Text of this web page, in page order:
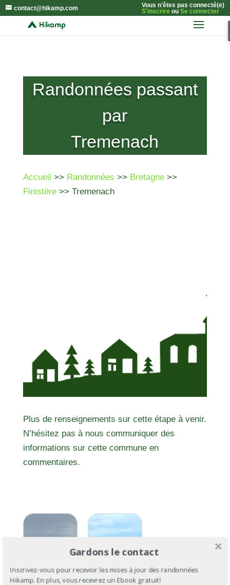
contact@hikamp.com
Vous n'êtes pas connecté(e)
S'inscrireou Se connecter
Randonnées passant
par
Tremenach
Accueil >> Randonnées >> Bretagne>>
Finistère>> Tremenach
Plus de renseignements sur cette étape à venir.
N’hésitez pas à nous communiquer des
informations sur cette commune en
commentaires.
Gardons le contact
Inscrivez-vous pour recevoir les mises à jour des randonnées
Hikamp. En plus, vous recevrez un Ebook gratuit!